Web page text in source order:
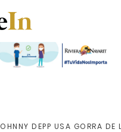
DEPP USA GORRA